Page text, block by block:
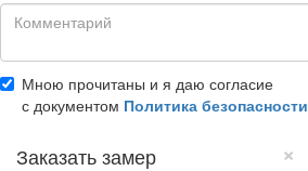
Мною прочитаны и я даю согласие
с документом Политика безопасности
×
Заказать замер